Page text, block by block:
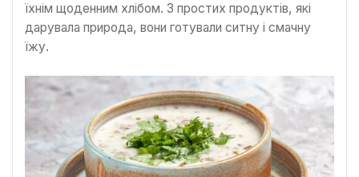
їхнім щоденним хлібом. З простих продуктів, які
дарувала природа, вони готували ситну і смачну
їжу.